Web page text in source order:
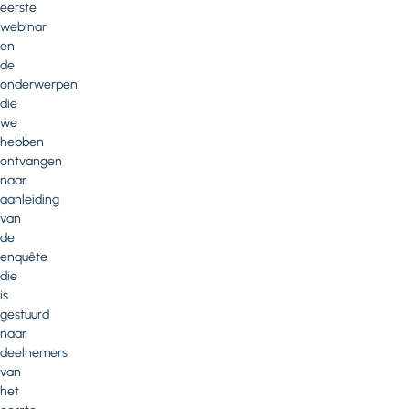
eerste
webinar
en
de
onderwerpen
die
we
hebben
ontvangen
naar
aanleiding
van
de
enquête
die
is
gestuurd
naar
deelnemers
van
het